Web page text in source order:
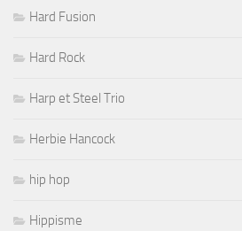
Hard Fusion
Hard Rock
Harp et Steel Trio
Herbie Hancock
hip hop
Hippisme